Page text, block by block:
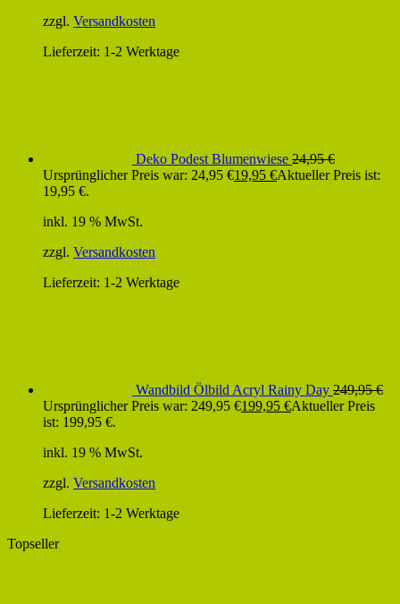
zzgl. Versandkosten
Lieferzeit: 1-2 Werktage
Deko Podest Blumenwiese 24,95€
Ursprünglicher Preis war: 24,95 €19,95 €Aktueller Preis ist:
19,95 €.
inkl. 19 % MwSt.
zzgl. Versandkosten
Lieferzeit: 1-2 Werktage
Wandbild Ölbild Acryl Rainy Day 249,95€
Ursprünglicher Preis war: 249,95 €199,95 €Aktueller Preis
ist: 199,95 €.
inkl. 19 % MwSt.
zzgl. Versandkosten
Lieferzeit: 1-2 Werktage
Topseller